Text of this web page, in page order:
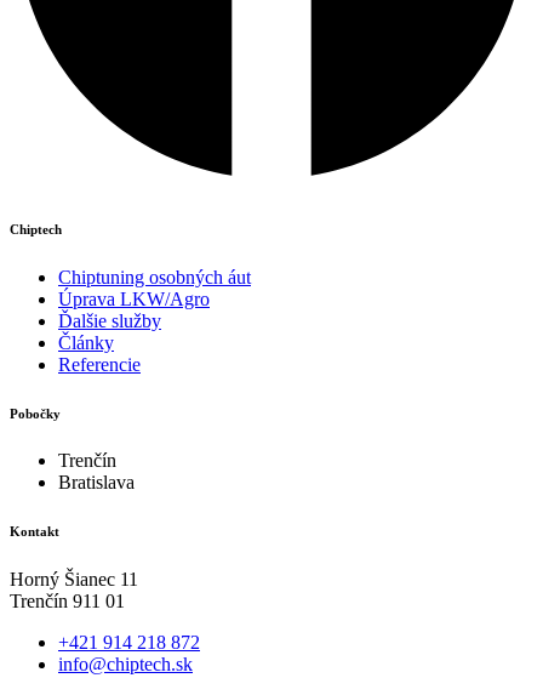
Chiptech
Chiptuning osobných áut
Úprava LKW/Agro
Ďalšie služby
Články
Referencie
Pobočky
Trenčín
Bratislava
Kontakt
Horný Šianec 11
Trenčín 911 01
+421 914 218 872
info@chiptech.sk